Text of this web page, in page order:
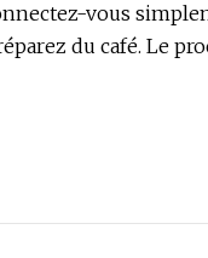
vous
du café. Le